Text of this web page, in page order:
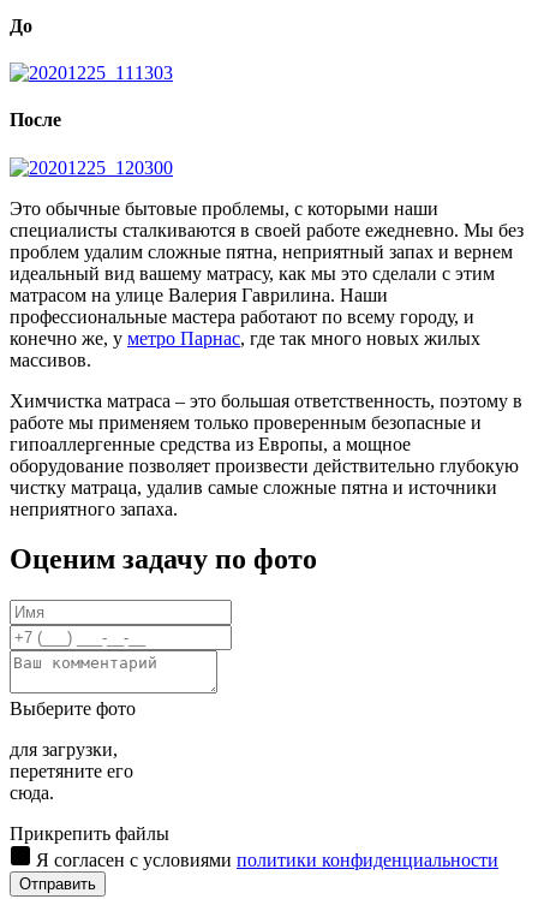
До
После
Это обычные бытовые проблемы, с которыми наши
специалисты сталкиваются в своей работе ежедневно. Мы без
проблем удалим сложные пятна, неприятный запах и вернем
идеальный вид вашему матрасу, как мы это сделали с этим
матрасом на улице Валерия Гаврилина. Наши
профессиональные мастера работают по всему городу, и
конечно же, у метро Парнас, где так много новых жилых
массивов.
Химчистка матраса – это большая ответственность, поэтому в
работе мы применяем только проверенным безопасные и
гипоаллергенные средства из Европы, а мощное
оборудование позволяет произвести действительно глубокую
чистку матраца, удалив самые сложные пятна и источники
неприятного запаха.
Оценим задачу по фото
Выберите фото
для загрузки,
перетяните его
сюда.
Прикрепить файлы
Я согласен с условиями политики конфиденциальности
Отправить